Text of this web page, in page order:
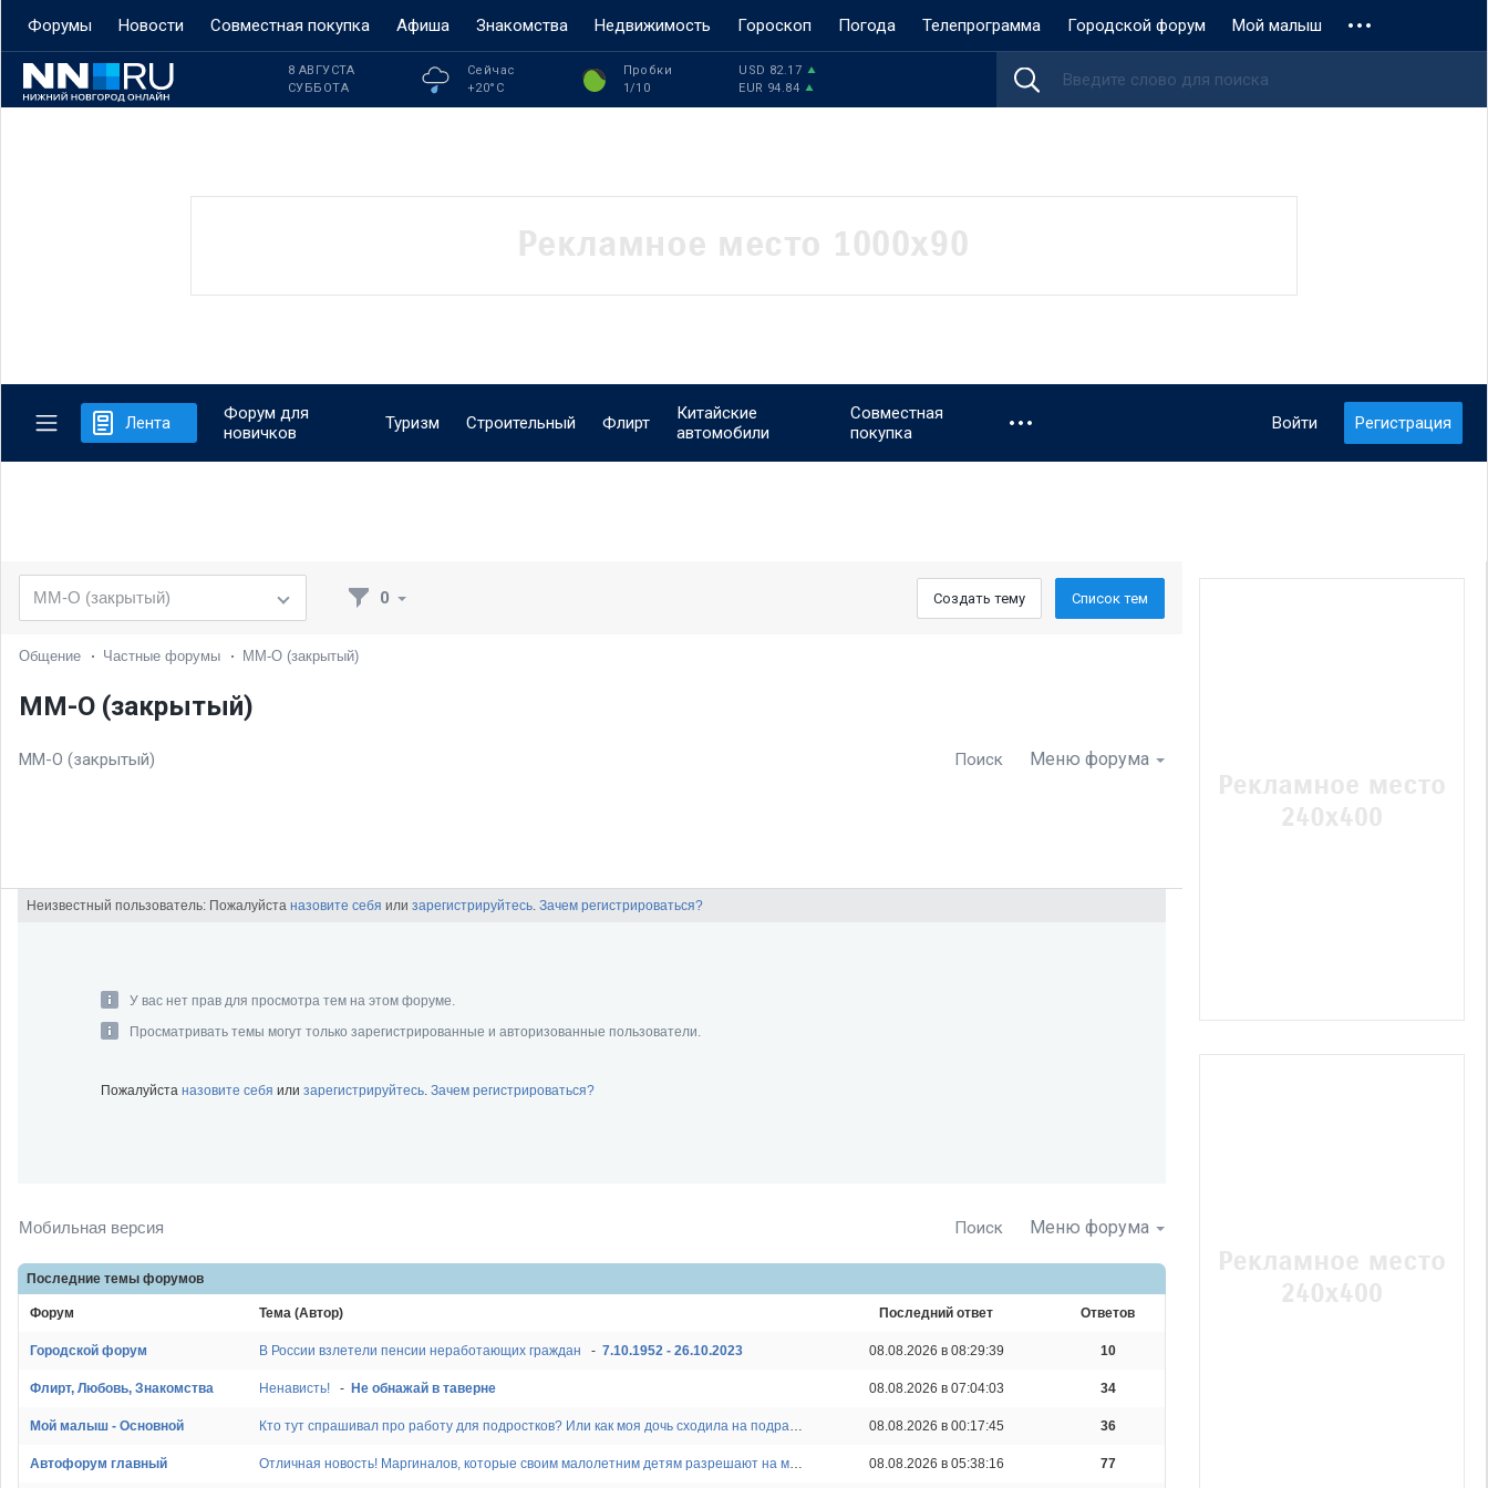
Форумы Новости Совместная покупка Афиша Знакомства Недвижимость Гороскоп Погода Телепрограмма Городской форум Мой малыш
8 АВГУСТА
СУББОТА
Сейчас
+20°C
Пробки
1/10
USD 82.17
EUR 94.84
Лента
Форум для
новичков
Туризм Строительный Флирт
Китайские
автомобили
Совместная
покупка
Войти Регистрация
0 Создать тему Список тем
Общение Частные форумы ММ-О (закрытый)
ММ-О (закрытый)
ММ-О (закрытый) Поиск Меню форума
Неизвестный пользователь: Пожалуйста назовите себя или зарегистрируйтесь. Зачем регистрироваться
У вас нет прав для просмотра тем на этом форуме.
Просматривать темы могут только зарегистрированные и авторизованные пользователи.
Пожалуйста назовите себя или зарегистрируйтесь. Зачем регистрироваться
Мобильная версия Поиск Меню форума
Последние темы форумов
Форум Тема (Автор) Последний ответ Ответов
Городской форум В России взлетели пенсии неработающих граждан -7.10.1952 - 26.10.2023 08.08.2026 в 08:29:39 10
Флирт, Любовь, Знакомства Ненависть! - Не обнажай в таверне 08.08.2026 в 07:04:03 34
Мой малыш - Основной Кто тут спрашивал про работу для подростков? Или как моя дочь сходила на подработку в студию Stretch House) -OlMur
08.08.2026 в 00:17:45 36
Автофорум главный Отличная новость! Маргиналов, которые своим малолетним детям разрешают на мототехнике по дорогам кататься, начали отдавать под суд. 08.08.2026 в 05:38:16 77